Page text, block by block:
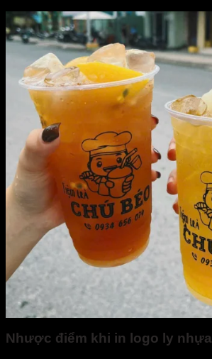
Nhược điểm khi in logo ly nhựa